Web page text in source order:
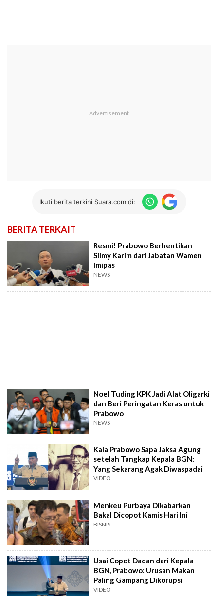
Ikuti berita terkini Suara.com di:
BERITA TERKAIT
Resmi! Prabowo Berhentikan
Silmy Karim dari Jabatan Wamen
Imipas
NEWS
Noel Tuding KPK Jadi Alat Oligarki
dan Beri Peringatan Keras untuk
Prabowo
NEWS
Kala Prabowo Sapa Jaksa Agung
setelah Tangkap Kepala BGN:
Yang Sekarang Agak Diwaspadai
VIDEO
Menkeu Purbaya Dikabarkan
Bakal Dicopot Kamis Hari Ini
BISNIS
Usai Copot Dadan dari Kepala
BGN, Prabowo: Urusan Makan
Paling Gampang Dikorupsi
VIDEO